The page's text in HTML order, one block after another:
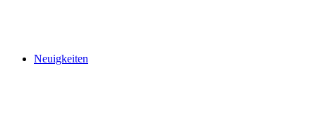
Neuigkeiten